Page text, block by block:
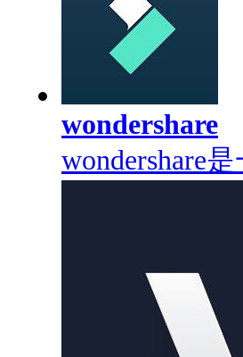
wondershare
wondershare